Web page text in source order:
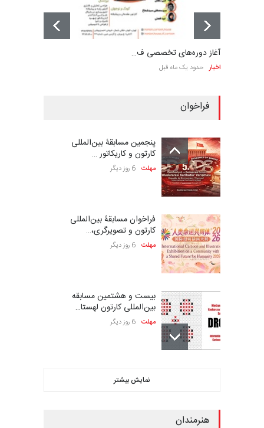
آغاز دوره‌های تخصصی ف…
اخبار حدود یک ماه قبل
فراخوان
پنجمین مسابقۀ بین‌المللی
کارتون و کاریکاتور …
مهلت 6 روز دیگر
فراخوان مسابقۀ بین‌المللی
کارتون و تصویرگری،…
مهلت 6 روز دیگر
بیست و هشتمین مسابقه
بین‌المللی کارتون لهستا…
مهلت 6 روز دیگر
کاریکاتور CIK Damad…
نمایش بیشتر
هنرمندان